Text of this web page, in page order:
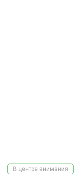
В центре внимания